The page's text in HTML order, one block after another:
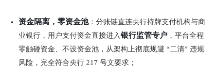
资金隔离，零资金池：分账链直连央行持牌支付机构与商
业银行，用户支付资金直接进入银行监管专户 ，平台全程
零触碰资金、不设资金池，从架构上彻底规避 “二清” 违规
风险，完全符合央行 217 号文要求；